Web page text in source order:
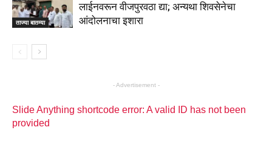
ताज्या बातम्या
लाईनवरून वीजपुरवठा द्या; अन्यथा शिवसेनेचा
आंदोलनाचा इशारा
- Advertisement -
Slide Anything shortcode error: A valid ID has not been
provided